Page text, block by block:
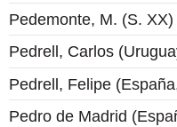
Pedemonte, M. (S. XX)
Pedrell, Carlos
Pedrell, Felipe
Pedro de Madrid